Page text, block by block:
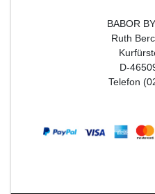
BABOR
Ruth
D-
Telefon